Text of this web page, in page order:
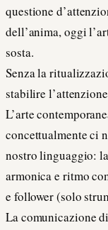
questione
dell’anima, oggi
sosta.
Senza la
stabilire
L’arte
concettualmente ci
nostro linguaggio:
armonica e ritmo
e follower (solo
La comunicazione